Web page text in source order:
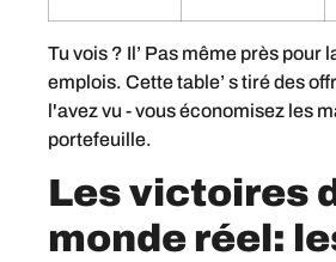
Tu vois ? Il’ Pas même près pour
emplois. Cette table’ s tiré des
l'avez vu - vous économisez les
portefeuille.
Les victoires
monde réel: